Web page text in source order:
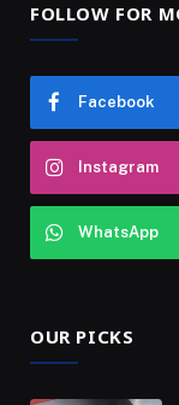
FOLLOW FOR
Facebook
Instagram
WhatsApp
OUR PICKS